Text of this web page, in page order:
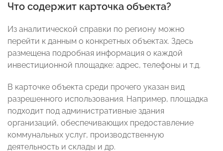
Что содержит карточка объекта?
Из аналитической справки по региону можно
перейти к данным о конкретных объектах. Здесь
размещена подробная информация о каждой
инвестиционной площадке: адрес, телефоны и т.д.
В карточке объекта среди прочего указан вид
разрешенного использования. Например, площадка
подходит под административные здания
организаций, обеспечивающих предоставление
коммунальных услуг, производственную
деятельность и склады и др.